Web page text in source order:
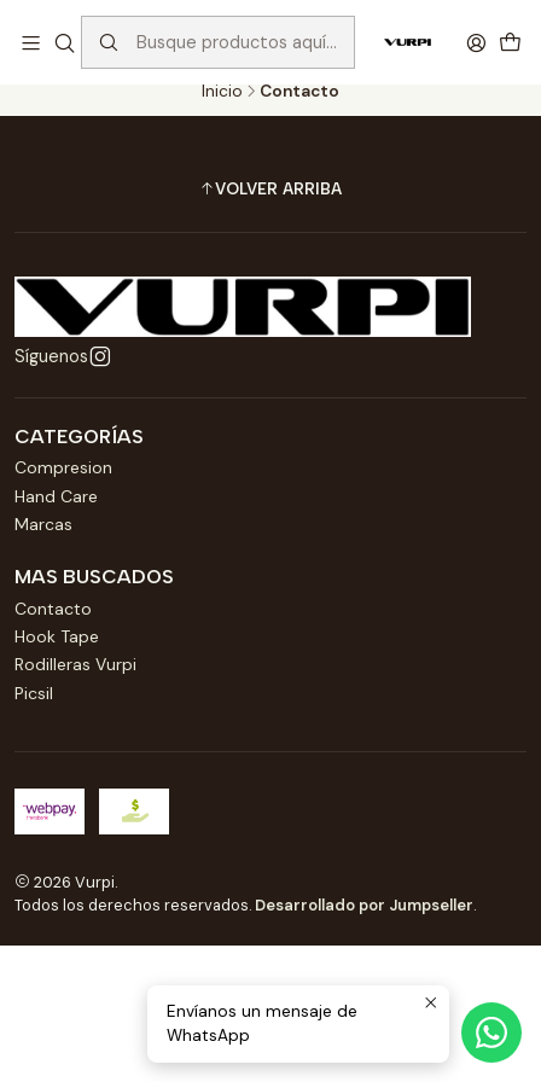
Despachos gratis para compras sobre $75.000 en Santiago y
$110.000 en Regiones!
Inicio Contacto
VOLVER ARRIBA
Síguenos
CATEGORÍAS
Compresion
Hand Care
Marcas
MAS BUSCADOS
Contacto
Hook Tape
Rodilleras Vurpi
Picsil
2026 Vurpi.
Todos los derechos reservados. Desarrollado por Jumpseller.
Envíanos un mensaje de
WhatsApp